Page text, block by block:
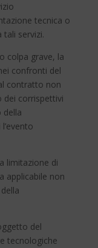
tecnica o
servizi.
colpa grave, la
confronti del
contratto non
dei corrispettivi
della
limitazione di
applicabile non
del
tecnologiche